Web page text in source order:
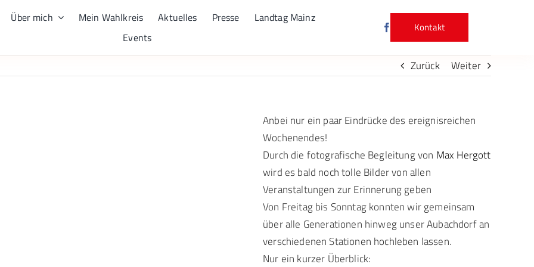
Über mich Mein Wahlkreis Aktuelles Presse
Landtag Mainz
Events
Kontakt
Zurück Weiter
Anbei nur ein paar Eindrücke des ereignisreichen
Wochenendes!
Durch die fotografische Begleitung von Max Hergott
wird es bald noch tolle Bilder von allen
Veranstaltungen zur Erinnerung geben
Von Freitag bis Sonntag konnten wir gemeinsam
über alle Generationen hinweg unser Aubachdorf an
verschiedenen Stationen hochleben lassen.
Nur ein kurzer Überblick: